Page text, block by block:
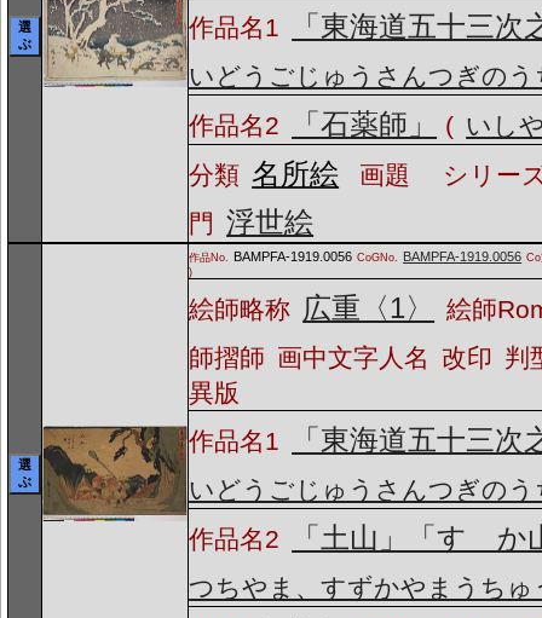
選
ぶ
作品名1
「東海道五十三次
いどうごじゅうさんつぎのう
作品名2
「石薬師」 ( いし
分類 名所絵 画題
シリー
門 浮世絵
選
ぶ
作品No. BAMPFA-1919.0056 CoGNo. BAMPFA-1919.0056
)
絵師略称 広重〈1〉
絵師
師摺師 画中文字人名 改印 判
異版
作品名1
「東海道五十三次
いどうごじゅうさんつぎのう
作品名2
「土山」「すゞ
つちやま、すずかやまうちゅ